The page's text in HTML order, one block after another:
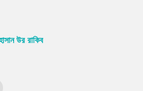
উর রাকিব